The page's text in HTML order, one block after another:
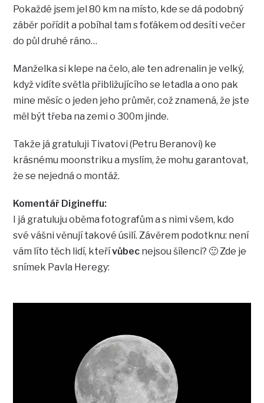
Pokaždé jsem jel 80 km na místo, kde se dá podobný
záběr pořídit a pobíhal tam s foťákem od desíti večer
do půl druhé ráno…
Manželka si klepe na čelo, ale ten adrenalin je velký,
když vidíte světla přibližujícího se letadla a ono pak
mine měsíc o jeden jeho průměr, což znamená, že jste
měl být třeba na zemi o 300m jinde.
Takže já gratuluji Tivatovi (Petru Beranovi) ke
krásnému moonstriku a myslím, že mohu garantovat,
že se nejedná o montáž.
Komentář Digineffu:
I já gratuluju oběma fotografům a s nimi všem, kdo
své vášni věnují takové úsilí. Závěrem podotknu: není
vám líto těch lidí, kteřívůbec nejsou šílenci? 🙂 Zde je
snímek Pavla Heregy: